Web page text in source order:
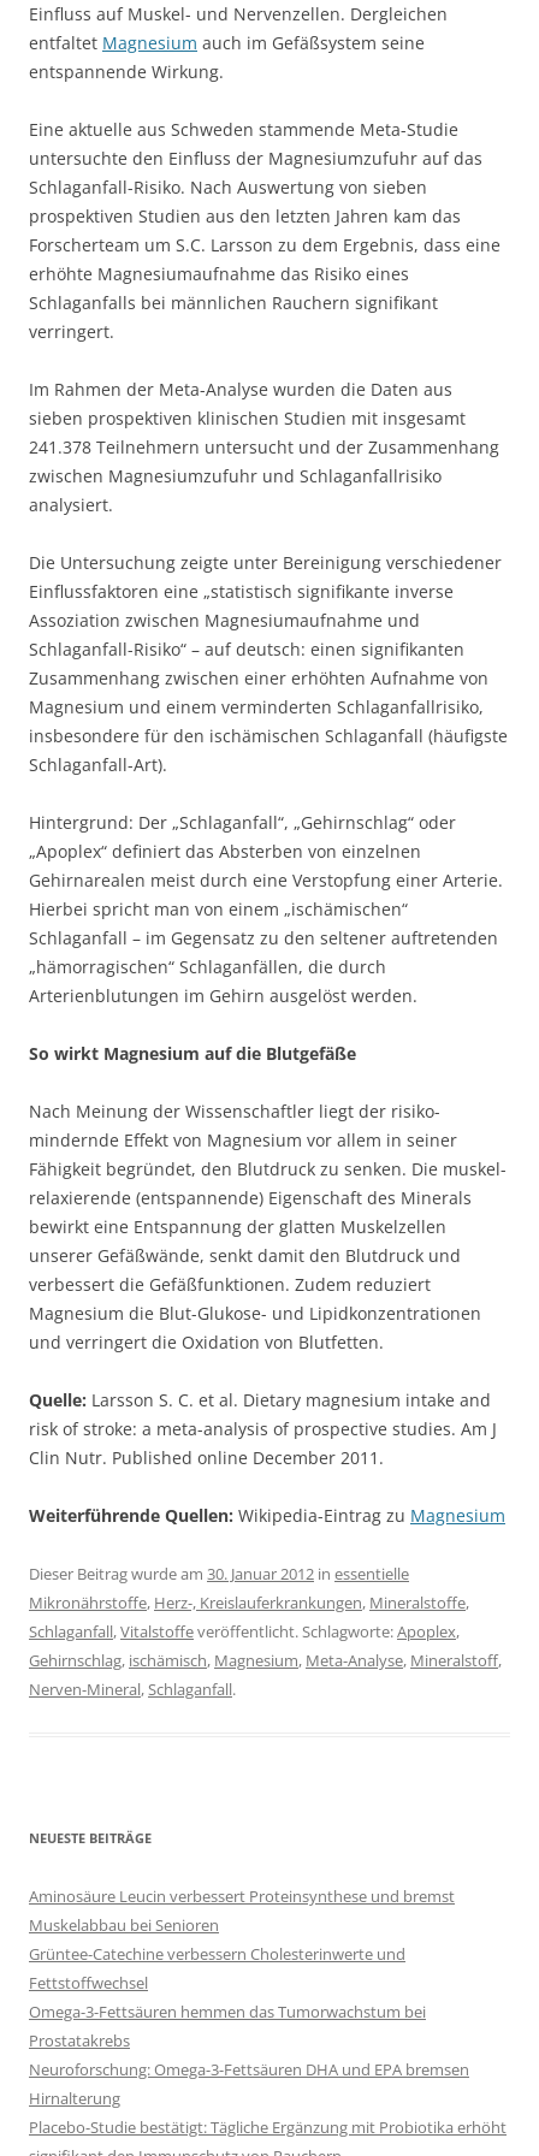
Einfluss auf Muskel- und Nervenzellen. Dergleichen
entfaltet Magnesium auch im Gefäßsystem seine
entspannende Wirkung.
Eine aktuelle aus Schweden stammende Meta-Studie
untersuchte den Einfluss der Magnesiumzufuhr auf das
Schlaganfall-Risiko. Nach Auswertung von sieben
prospektiven Studien aus den letzten Jahren kam das
Forscherteam um S.C. Larsson zu dem Ergebnis, dass eine
erhöhte Magnesiumaufnahme das Risiko eines
Schlaganfalls bei männlichen Rauchern signifikant
verringert.
Im Rahmen der Meta-Analyse wurden die Daten aus
sieben prospektiven klinischen Studien mit insgesamt
241.378 Teilnehmern untersucht und der Zusammenhang
zwischen Magnesiumzufuhr und Schlaganfallrisiko
analysiert.
Die Untersuchung zeigte unter Bereinigung verschiedener
Einflussfaktoren eine „statistisch signifikante inverse
Assoziation zwischen Magnesiumaufnahme und
Schlaganfall-Risiko“ – auf deutsch: einen signifikanten
Zusammenhang zwischen einer erhöhten Aufnahme von
Magnesium und einem verminderten Schlaganfallrisiko,
insbesondere für den ischämischen Schlaganfall (häufigste
Schlaganfall-Art).
Hintergrund: Der „Schlaganfall“, „Gehirnschlag“ oder
„Apoplex“ definiert das Absterben von einzelnen
Gehirnarealen meist durch eine Verstopfung einer Arterie.
Hierbei spricht man von einem „ischämischen“
Schlaganfall – im Gegensatz zu den seltener auftretenden
„hämorragischen“ Schlaganfällen, die durch
Arterienblutungen im Gehirn ausgelöst werden.
So wirkt Magnesium auf die Blutgefäße
Nach Meinung der Wissenschaftler liegt der risiko-
mindernde Effekt von Magnesium vor allem in seiner
Fähigkeit begründet, den Blutdruck zu senken. Die muskel-
relaxierende (entspannende) Eigenschaft des Minerals
bewirkt eine Entspannung der glatten Muskelzellen
unserer Gefäßwände, senkt damit den Blutdruck und
verbessert die Gefäßfunktionen. Zudem reduziert
Magnesium die Blut-Glukose- und Lipidkonzentrationen
und verringert die Oxidation von Blutfetten.
Quelle: Larsson S. C. et al. Dietary magnesium intake and
risk of stroke: a meta-analysis of prospective studies. Am J
Clin Nutr. Published online December 2011.
Weiterführende Quellen: Wikipedia-Eintrag zu Magnesium
Dieser Beitrag wurde am 30. Januar 2012 in essentielle
Mikronährstoffe, Herz-, Kreislauferkrankungen, Mineralstoffe,
Schlaganfall,Vitalstoffeveröffentlicht. Schlagworte:Apoplex,
Gehirnschlag, ischämisch, Magnesium, Meta-Analyse, Mineralstoff,
Nerven-Mineral,Schlaganfall.
NEUESTE BEITRÄGE
Aminosäure Leucin verbessert Proteinsynthese und bremst
Muskelabbau bei Senioren
Grüntee-Catechine verbessern Cholesterinwerte und
Fettstoffwechsel
Omega-3-Fettsäuren hemmen das Tumorwachstum bei
Prostatakrebs
Neuroforschung: Omega-3-Fettsäuren DHA und EPA bremsen
Hirnalterung
Placebo-Studie bestätigt: Tägliche Ergänzung mit Probiotika erhöht